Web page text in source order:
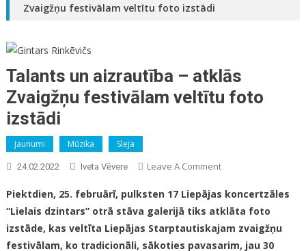
Zvaigžņu festivālam veltītu foto izstādi
Talants un aizrautība – atklās
Zvaigžņu festivālam veltītu foto
izstādi
Jaunumi Mūzika Sleja
24.02.2022 Iveta Vēvere Leave A CommentOn
Un
Aizrautība
–
Atklās
Piektdien, 25. februārī, pulksten 17 Liepājas koncertzāles
“Lielais dzintars” otrā stāva galerijā tiks atklāta foto
izstāde, kas veltīta Liepājas Starptautiskajam zvaigžņu
festivālam, ko tradicionāli, sākoties pavasarim, jau 30